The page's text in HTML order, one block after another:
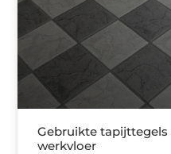
Gebruikte tapijttegels
werkvloer